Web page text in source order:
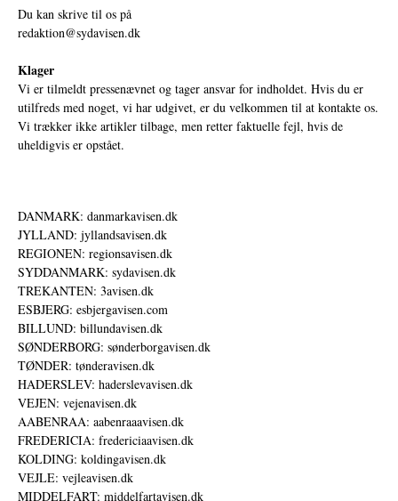
Du kan skrive til os på
redaktion@sydavisen.dk
Klager
Vi er tilmeldt pressenævnet og tager ansvar for indholdet. Hvis du er
utilfreds med noget, vi har udgivet, er du velkommen til at kontakte os.
Vi trækker ikke artikler tilbage, men retter faktuelle fejl, hvis de
uheldigvis er opstået.
DANMARK: danmarkavisen.dk
JYLLAND: jyllandsavisen.dk
REGIONEN: regionsavisen.dk
SYDDANMARK: sydavisen.dk
TREKANTEN: 3avisen.dk
ESBJERG: esbjergavisen.com
BILLUND: billundavisen.dk
SØNDERBORG: sønderborgavisen.dk
TØNDER: tønderavisen.dk
HADERSLEV: haderslevavisen.dk
VEJEN: vejenavisen.dk
AABENRAA: aabenraaavisen.dk
FREDERICIA: fredericiaavisen.dk
KOLDING: koldingavisen.dk
VEJLE: vejleavisen.dk
MIDDELFART: middelfartavisen.dk